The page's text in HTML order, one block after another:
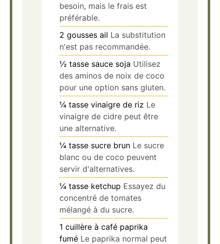
besoin, mais le frais est
préférable.
2 gousses ail La substitution
n'est pas recommandée.
½ tasse sauce soja Utilisez
des aminos de noix de coco
pour une option sans gluten.
¼ tasse vinaigre de riz Le
vinaigre de cidre peut être
une alternative.
¼ tasse sucre brun Le sucre
blanc ou de coco peuvent
servir d'alternatives.
¼ tasse ketchup Essayez du
concentré de tomates
mélangé à du sucre.
1 cuillère à café paprika
fumé Le paprika normal peut